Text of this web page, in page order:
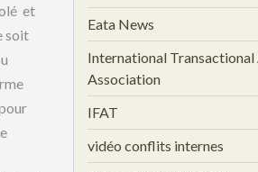
et
soit
Eata News
International Transactional
Association
IFAT
vidéo conflits internes